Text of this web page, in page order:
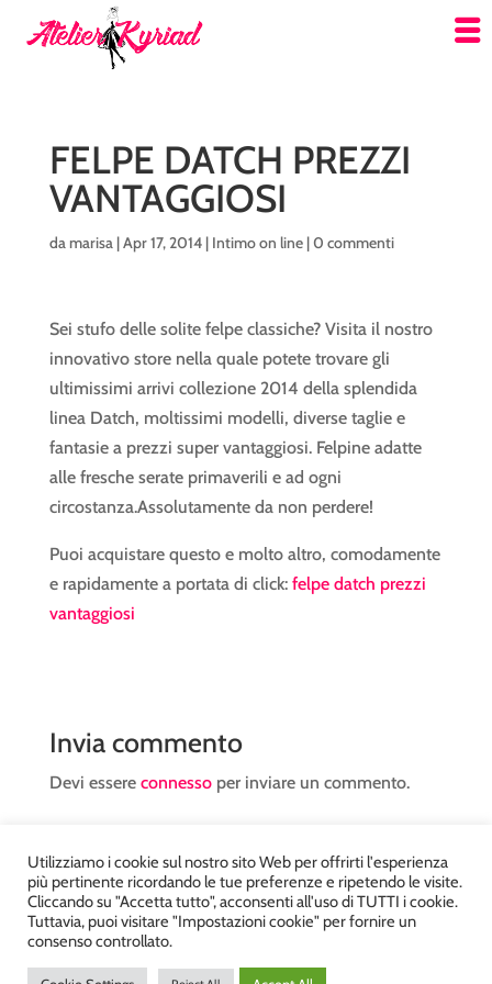
FELPE DATCH PREZZI
VANTAGGIOSI
damarisa|Apr 17, 2014| Intimo on line|0 commenti
Sei stufo delle solite felpe classiche? Visita il nostro
innovativo store nella quale potete trovare gli
ultimissimi arrivi collezione 2014 della splendida
linea Datch, moltissimi modelli, diverse taglie e
fantasie a prezzi super vantaggiosi. Felpine adatte
alle fresche serate primaverili e ad ogni
circostanza.Assolutamente da non perdere!
Puoi acquistare questo e molto altro, comodamente
e rapidamente a portata di click: felpe datch prezzi
vantaggiosi
Invia commento
Devi essere connessoper inviare un commento.
Atelier Kyriad da Mary – via Carducci, 12 – Chiavenna –
Sondrio P.Iva 00812910149 – Tel. 0343 36560 – Sito
Utilizziamo i cookie sul nostro sito Web per offrirti l'esperienza
più pertinente ricordando le tue preferenze e ripetendo le visite.
Cliccando su "Accetta tutto", acconsenti all'uso di TUTTI i cookie.
Tuttavia, puoi visitare "Impostazioni cookie" per fornire un
consenso controllato.